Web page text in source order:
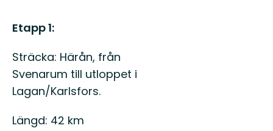
Etapp 1:
Sträcka: Härån, från
Svenarum till utloppet i
Lagan/Karlsfors.
Längd: 42 km